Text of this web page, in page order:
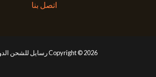
اتصل بنا
Copyright © 2026 رسايل للشحن الدولي